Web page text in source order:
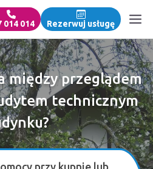
014 014 Rezerwuj usługę
między przeglądem
technicznym